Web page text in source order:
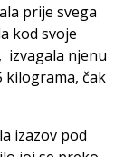
prije svega
kod svoje
izvagala njenu
kilograma, čak
izazov pod